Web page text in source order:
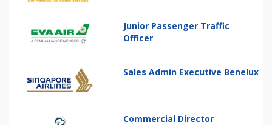
Junior Passenger Traffic
Officer
Sales Admin Executive Benelux
Commercial Director